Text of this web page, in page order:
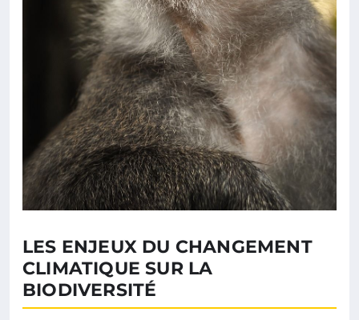
LES ENJEUX DU CHANGEMENT
CLIMATIQUE SUR LA
BIODIVERSITÉ